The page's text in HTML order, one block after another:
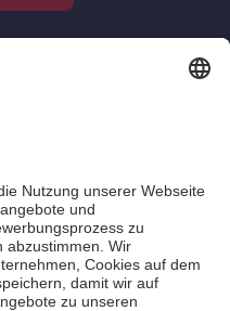
Unfall-Hilfe e.V.
Spendenzertifikat
e.V.